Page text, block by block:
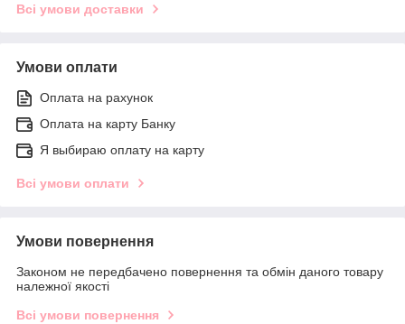
Всі умови доставки
Умови оплати
Оплата на рахунок
Оплата на карту Банку
Я выбираю оплату на карту
Всі умови оплати
Умови повернення
Законом не передбачено повернення та обмін даного товару
належної якості
Всі умови повернення